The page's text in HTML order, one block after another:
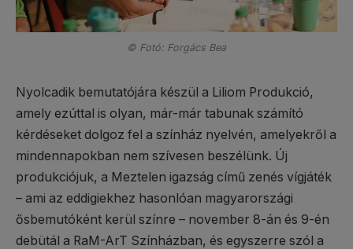
© Fotó: Forgács Bea
Nyolcadik bemutatójára készül a Liliom Produkció,
amely ezúttal is olyan, már-már tabunak számító
kérdéseket dolgoz fel a színház nyelvén, amelyekről a
mindennapokban nem szívesen beszélünk. Új
produkciójuk, a Meztelen igazság című zenés vígjáték
– ami az eddigiekhez hasonlóan magyarországi
ősbemutóként kerül színre – november 8-án és 9-én
debütál a RaM-ArT Színházban, és egyszerre szól a